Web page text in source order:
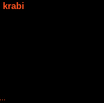
krabi